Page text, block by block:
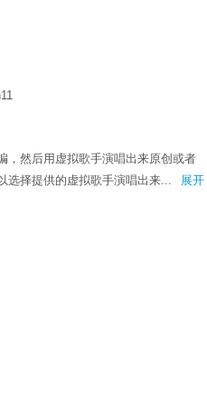
，然后用虚拟歌手演唱出来原创或者
选择提供的虚拟歌手演唱出来...
展开